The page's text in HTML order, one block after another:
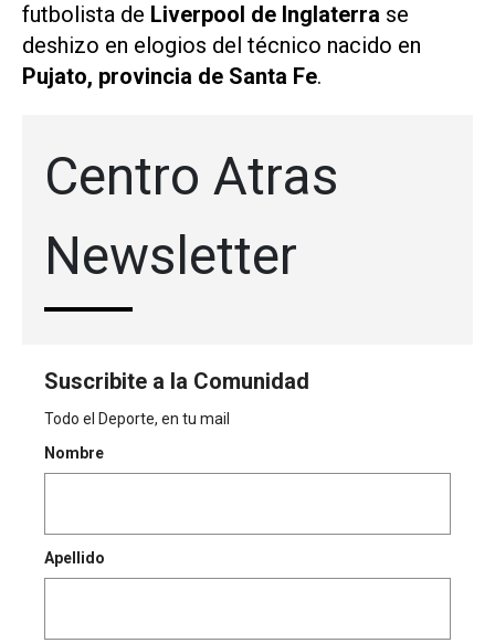
futbolista de Liverpool de Inglaterra se
deshizo en elogios del técnico nacido en
Pujato, provincia de Santa Fe.